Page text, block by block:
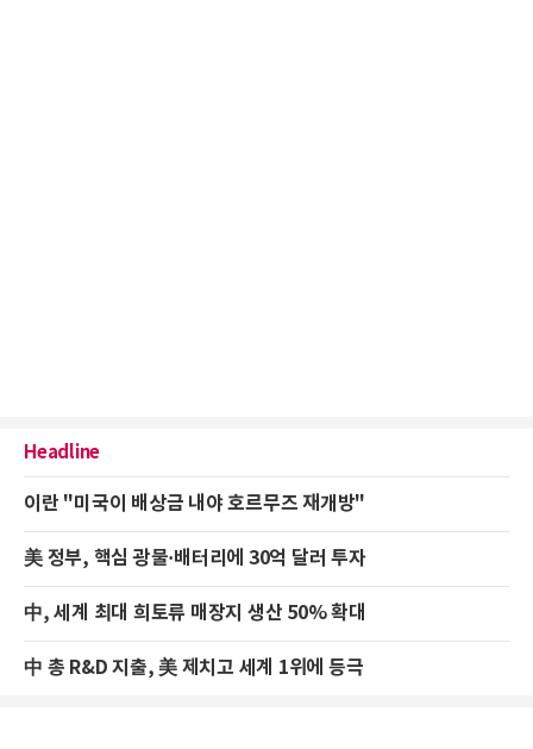
Headline
이란 "미국이 배상금 내야 호르무즈 재개방"
美 정부, 핵심 광물·배터리에 30억 달러 투자
中, 세계 최대 희토류 매장지 생산 50% 확대
中 총 R&D 지출, 美 제치고 세계 1위에 등극